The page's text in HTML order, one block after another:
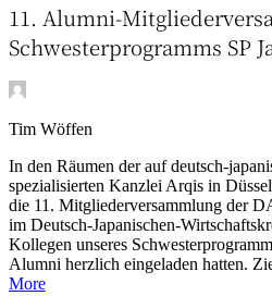
11. Alumni-
Schwesterprogramms SP
Tim Wöffen
In den Räumen der auf deutsch-
spezialisierten Kanzlei Arqis in
die 11. Mitgliederversammlung der
im Deutsch-Japanischen-
Kollegen unseres
Alumni herzlich eingeladen hatten.
More